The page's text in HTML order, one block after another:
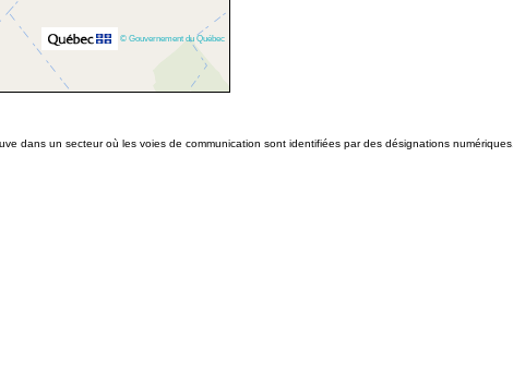
© Gouvernement du Québec
dans un secteur où les voies de communication sont identifiées par des désignations numériques.